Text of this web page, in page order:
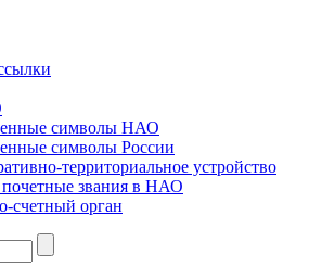
символы НАО
символы России
территориальное устройство
звания в НАО
счетный орган